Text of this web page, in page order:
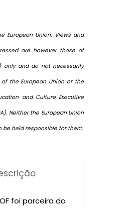
European Union. Views and
are however those of
only and do not necessarily
the European Union or the
and Culture Executive
Neither the European Union
be held responsible for them
foi parceira do